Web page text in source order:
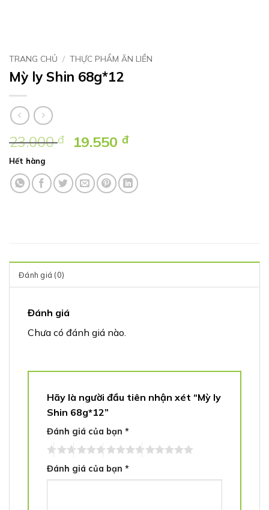
TRANG CHỦ / THỰC PHẨM ĂN LIỀN
Mỳ ly Shin 68g*12
23.000đ
Giá
là:
23.000 ₫.
19.550đGiá
tại
là:
19.550 ₫.
Hết hàng
Đánh giá (0)
Đánh giá
Chưa có đánh giá nào.
Hãy là người đầu tiên nhận xét “Mỳ ly
Shin 68g*12”
Đánh giá của bạn *
Đánh giá của bạn *